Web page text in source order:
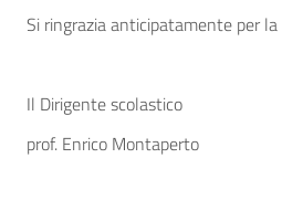
Si ringrazia anticipatamente per
Il Dirigente scolastico
prof. Enrico Montaperto